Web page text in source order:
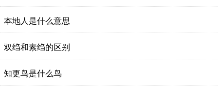
本地人是什么意思
双绉和素绉的区别
知更鸟是什么鸟